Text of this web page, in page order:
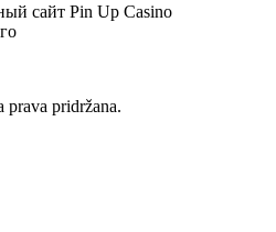
сайт Pin Up Casino
pridržana.